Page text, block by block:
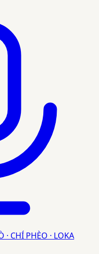
· CHÍ PHÈO · LOKA